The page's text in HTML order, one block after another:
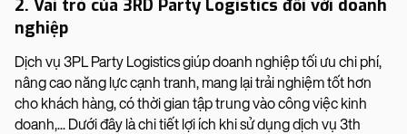
2. Vai trò của 3RD Party Logistics đối với doanh
nghiệp
Dịch vụ 3PL Party Logistics giúp doanh nghiệp tối ưu chi phí,
nâng cao năng lực cạnh tranh, mang lại trải nghiệm tốt hơn
cho khách hàng, có thời gian tập trung vào công việc kinh
doanh,... Dưới đây là chi tiết lợi ích khi sử dụng dịch vụ 3th